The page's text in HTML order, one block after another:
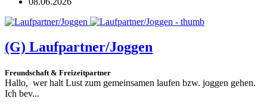
(G) Laufpartner/Joggen
Freundschaft & Freizeitpartner
Hallo, wer halt Lust zum gemeinsamen laufen bzw. joggen gehen.
Ich bev...